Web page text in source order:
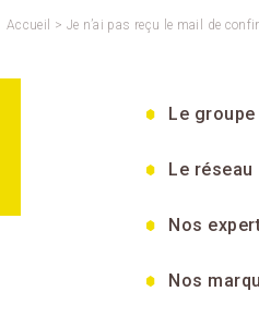
Accueil > Je n’ai pas reçu le mail de
Le groupe
Le réseau
Nos
Nos